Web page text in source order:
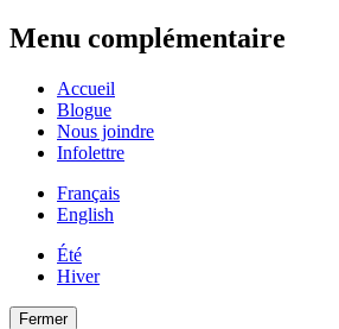
Menu complémentaire
Accueil
Blogue
Nous joindre
Infolettre
Français
English
Été
Hiver
Fermer